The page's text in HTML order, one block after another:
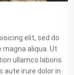
elit, sed do
aliqua. Ut
ullamco laboris
aute irure dolor in